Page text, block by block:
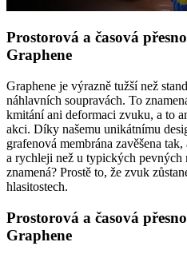
Prostorová a časová
Graphene
Graphene je výrazně tužší než
náhlavních soupravách. To
kmitání ani deformaci zvuku, a to
akci. Díky našemu unikátnímu
grafenová membrána zavěšena
a rychleji než u typických pevných
znamená? Prostě to, že zvuk
hlasitostech.
Prostorová a časová
Graphene